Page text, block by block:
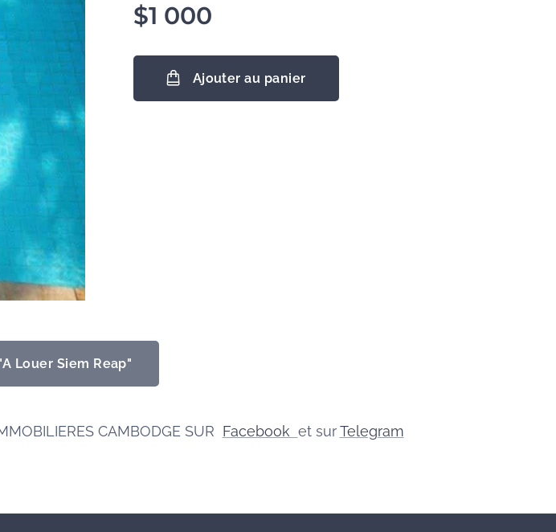
$1 000
Ajouter au panier
Louer Siem Reap"
CAMBODGE SUR Facebook et surTelegram